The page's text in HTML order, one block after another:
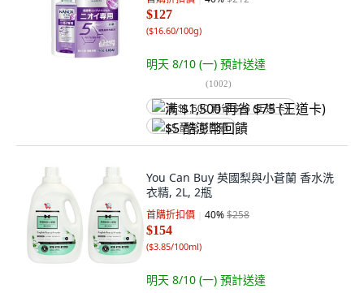
$127
($16.60/100g)
明天 8/10 (一) 預計送達
(1002)
满 $1,500 再省 $75 (王道卡)
$5 酷澎幣回饋
You Can Buy 英國梨與小蒼蘭 香水洗
衣精, 2L, 2瓶
首購折扣價 40%$258
$154
($3.85/100ml)
明天 8/10 (一) 預計送達